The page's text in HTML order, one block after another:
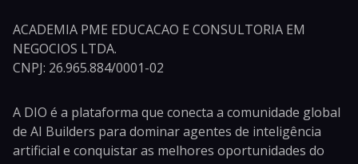
ACADEMIA PME EDUCACAO E CONSULTORIA EM
NEGOCIOS LTDA.
CNPJ: 26.965.884/0001-02
A DIO é a plataforma que conecta a comunidade global
de AI Builders para dominar agentes de inteligência
artificial e conquistar as melhores oportunidades do